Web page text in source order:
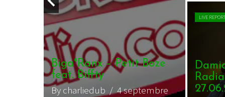
Biga*Ranx – Petit Boze
feat. Biffty
By charliedub / 4 septembre
LIVE